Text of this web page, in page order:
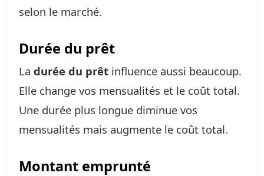
selon le marché.
Durée du prêt
La durée du prêt influence aussi beaucoup.
Elle change vos mensualités et le coût total.
Une durée plus longue diminue vos
mensualités mais augmente le coût total.
Montant emprunté